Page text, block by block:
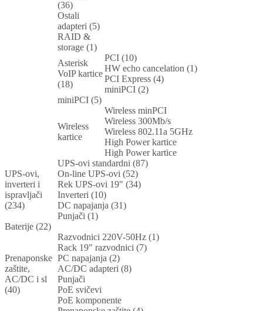
(36)
Ostali
adapteri (5)
RAID &
storage (1)
Asterisk
VoIP kartice
(18)
PCI (10)
HW echo cancelation (1)
PCI Express (4)
miniPCI (2)
miniPCI (5)
Wireless
kartice
Wireless minPCI
Wireless 300Mb/s
Wireless 802.11a 5GHz
High Power kartice
High Power kartice
UPS-ovi,
inverteri i
ispravljači
(234)
UPS-ovi standardni (87)
On-line UPS-ovi (52)
Rek UPS-ovi 19" (34)
Inverteri (10)
DC napajanja (31)
Punjači (1)
Baterije (22)
Prenaponske
zaštite,
AC/DC i sl
(40)
Razvodnici 220V-50Hz (1)
Rack 19" razvodnici (7)
PC napajanja (2)
AC/DC adapteri (8)
Punjači
PoE svičevi
PoE komponente